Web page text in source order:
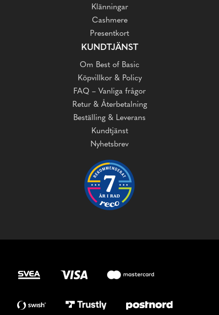
Klänningar
Cashmere
Presentkort
KUNDTJÄNST
Om Best of Basic
Köpvillkor & Policy
FAQ – Vanliga frågor
Retur & Återbetalning
Beställing & Leverans
Kundtjänst
Nyhetsbrev